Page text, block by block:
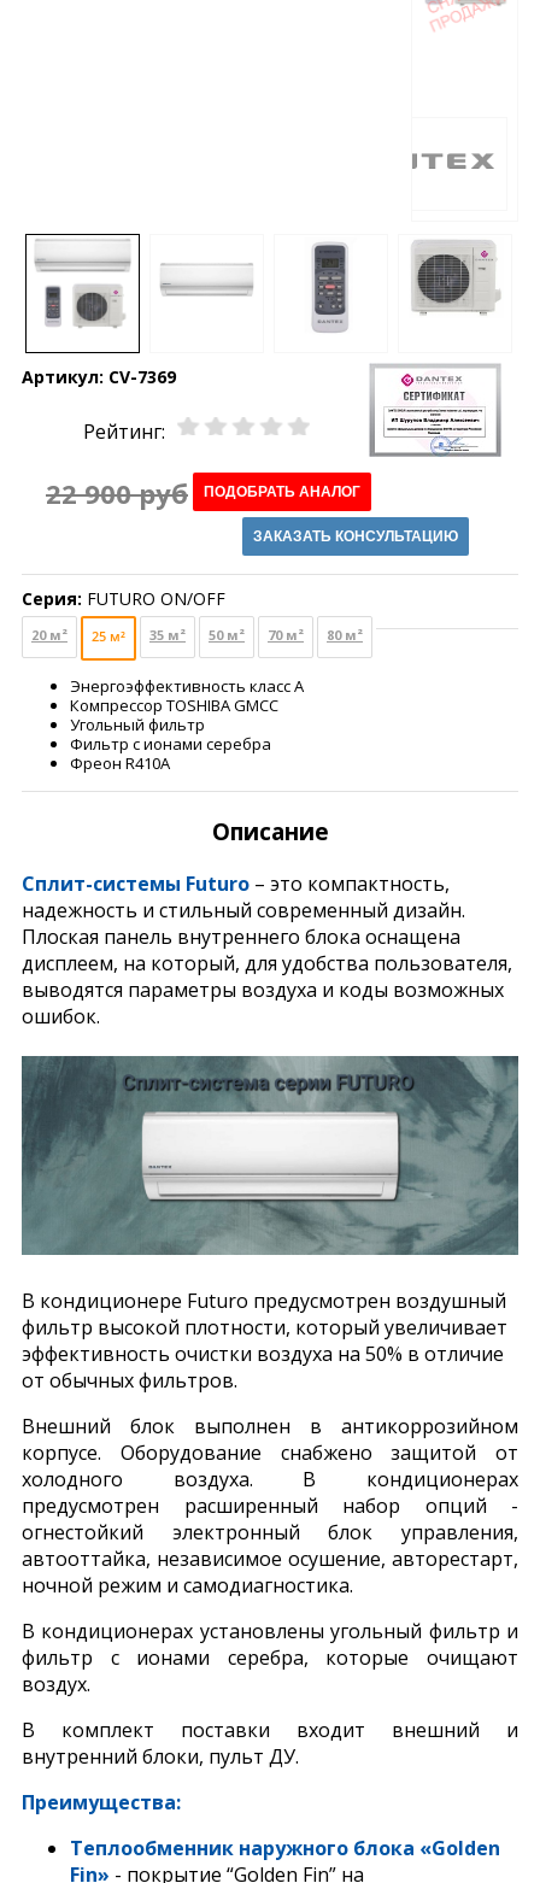
Артикул: CV-7369
Рейтинг:
22 900 руб ПОДОБРАТЬ АНАЛОГ
ЗАКАЗАТЬ КОНСУЛЬТАЦИЮ
Серия: FUTURO ON/OFF
20 м² 25 м² 35 м² 50 м² 70 м² 80 м²
Энергоэффективность класс А
Компрессор TOSHIBA GMCC
Угольный фильтр
Фильтр с ионами серебра
Фреон R410A
Описание
Сплит-системы Futuro – это компактность,
надежность и стильный современный дизайн.
Плоская панель внутреннего блока оснащена
дисплеем, на который, для удобства пользователя,
выводятся параметры воздуха и коды возможных
ошибок.
В кондиционере Futuro предусмотрен воздушный
фильтр высокой плотности, который увеличивает
эффективность очистки воздуха на 50% в отличие
от обычных фильтров.
Внешний блок выполнен в антикоррозийном
корпусе. Оборудование снабжено защитой от
холодного воздуха. В кондиционерах
предусмотрен расширенный набор опций -
огнестойкий электронный блок управления,
автооттайка, независимое осушение, авторестарт,
ночной режим и самодиагностика.
В кондиционерах установлены угольный фильтр и
фильтр с ионами серебра, которые очищают
воздух.
В комплект поставки входит внешний и
внутренний блоки, пульт ДУ.
Преимущества:
Теплообменник наружного блока «Golden
Fin» - покрытие “Golden Fin” на